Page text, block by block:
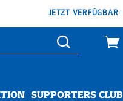
JETZT VERFÜGBAR:
SUPPORTERS CLUB